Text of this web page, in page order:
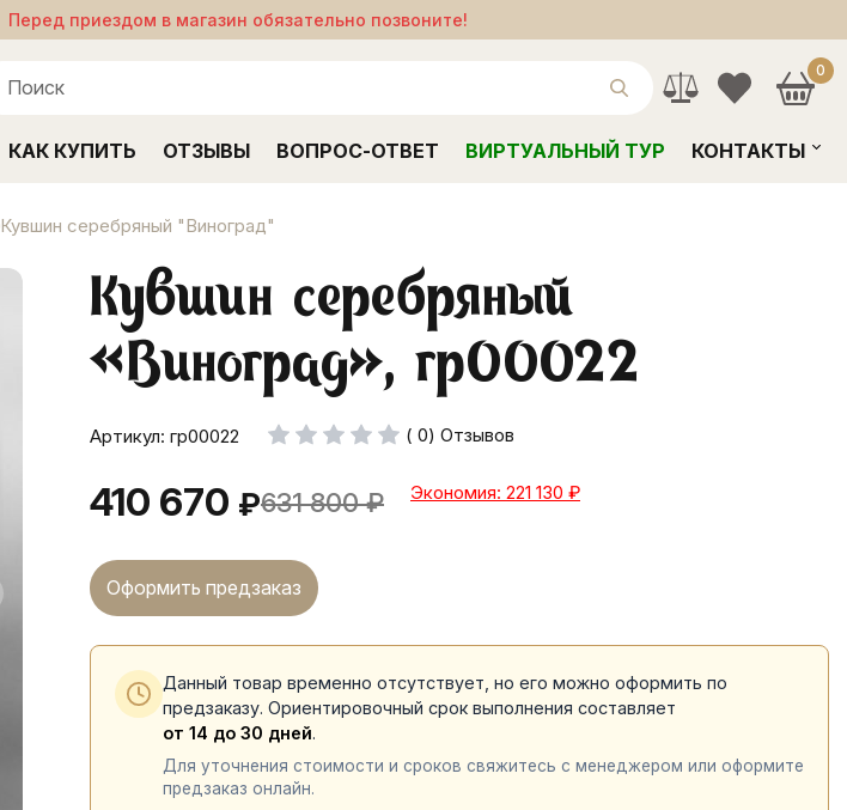
Перед приездом в магазин обязательно позвоните!
0
КАК КУПИТЬ ОТЗЫВЫ ВОПРОС-ОТВЕТ ВИРТУАЛЬНЫЙ ТУР КОНТАКТЫ
Кувшин серебряный "Виноград"
Кувшин серебряный
«Виноград», гр00022
Артикул: гр00022 ( 0) Отзывов
410 670 ₽631 800 ₽ Экономия: 221 130 ₽
Оформить предзаказ
Данный товар временно отсутствует, но его можно оформить по
предзаказу. Ориентировочный срок выполнения составляет
от 14 до 30 дней.
Для уточнения стоимости и сроков свяжитесь с менеджером или оформите
предзаказ онлайн.